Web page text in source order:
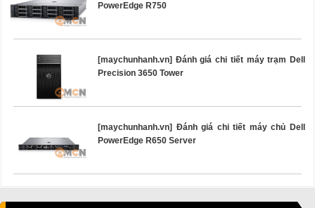
PowerEdge R750
[maychunhanh.vn] Đánh giá chi tiết máy trạm Dell
Precision 3650 Tower
[maychunhanh.vn] Đánh giá chi tiết máy chủ Dell
PowerEdge R650 Server